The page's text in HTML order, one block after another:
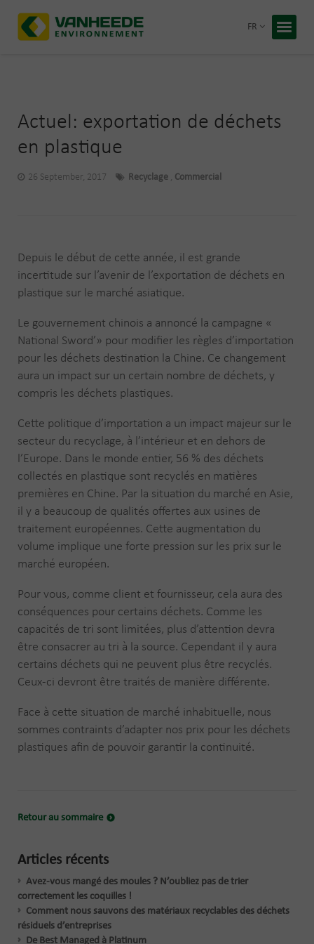
Retour
FR
Actuel: exportation de déchets
en plastique
26 September, 2017 Recyclage , Commercial
Depuis le début de cette année, il est grande
incertitude sur l’avenir de l’exportation de déchets en
plastique sur le marché asiatique.
Le gouvernement chinois a annoncé la campagne «
National Sword’» pour modifier les règles d’importation
pour les déchets destination la Chine. Ce changement
aura un impact sur un certain nombre de déchets, y
compris les déchets plastiques.
Cette politique d’importation a un impact majeur sur le
secteur du recyclage, à l’intérieur et en dehors de
l’Europe. Dans le monde entier, 56 % des déchets
collectés en plastique sont recyclés en matières
premières en Chine. Par la situation du marché en Asie,
il y a beaucoup de qualités offertes aux usines de
traitement européennes. Cette augmentation du
volume implique une forte pression sur les prix sur le
marché européen.
Pour vous, comme client et fournisseur, cela aura des
conséquences pour certains déchets. Comme les
capacités de tri sont limitées, plus d’attention devra
être consacrer au tri à la source. Cependant il y aura
certains déchets qui ne peuvent plus être recyclés.
Ceux-ci devront être traités de manière différente.
Face à cette situation de marché inhabituelle, nous
sommes contraints d’adapter nos prix pour les déchets
plastiques afin de pouvoir garantir la continuité.
Retour au sommaire
Articles récents
Avez-vous mangé des moules ? N’oubliez pas de trier
correctement les coquilles !
Comment nous sauvons des matériaux recyclables des déchets
résiduels d’entreprises
De Best Managed à Platinum